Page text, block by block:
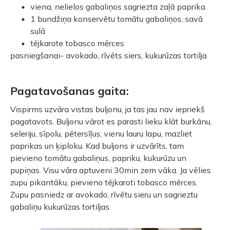
viena, nelielos gabaliņos sagriezta zaļā paprika
1 bundžiņa konservētu tomātu gabaliņos, savā
sulā
tējkarote tobasco mērces
pasniegšanai- avokado, rīvēts siers, kukurūzas tortilja
Pagatavošanas gaita:
Vispirms uzvāra vistas buljonu, ja tas jau nav iepriekš
pagatavots. Buljonu vārot es parasti lieku klāt burkānu,
seleriju, sīpolu, pētersīļus, vienu lauru lapu, mazliet
paprikas un ķiploku. Kad buljons ir uzvārīts, tam
pievieno tomātu gabaliņus, papriku, kukurūzu un
pupiņas. Visu vāra aptuveni 30min zem vāka. Ja vēlies
zupu pikantāku, pievieno tējkaroti tobasco mērces.
Zupu pasniedz ar avokado, rīvētu sieru un sagrieztu
gabaliņu kukurūzas tortiljas.